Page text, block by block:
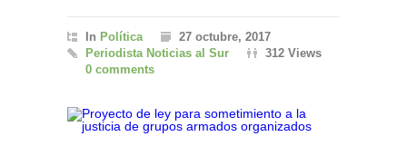
In Política
27 octubre, 2017
Periodista Noticias al Sur
312 Views
0 comments